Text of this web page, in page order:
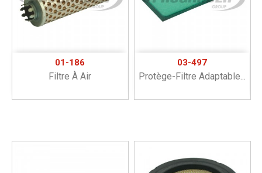
01-186
Filtre À Air
03-497
Protège-Filtre Adaptable...